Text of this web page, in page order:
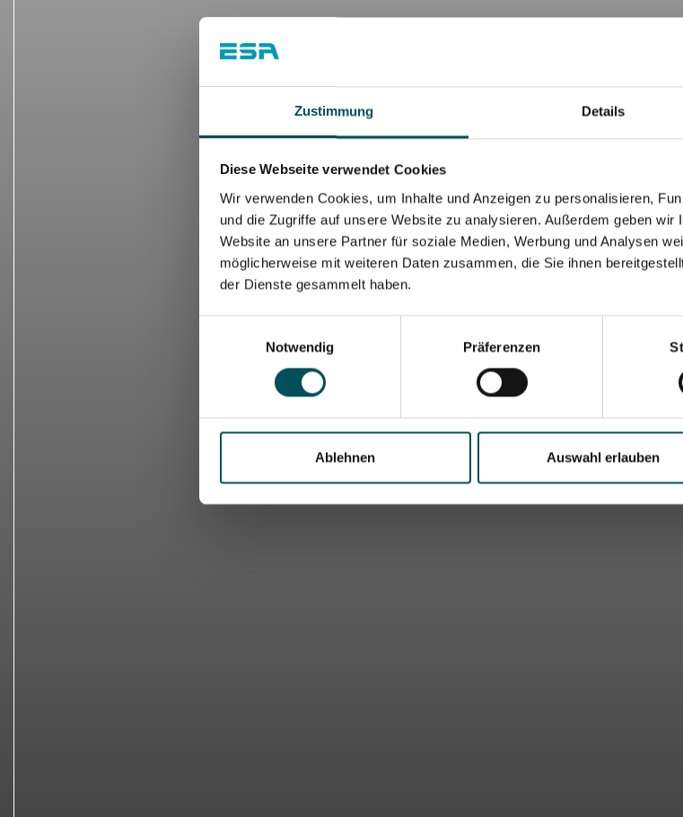
Zustimmung Details
Diese Webseite verwendet Cookies
Wir verwenden Cookies, um Inhalte und Anzeigen zu personalisieren,
und die Zugriffe auf unsere Website zu analysieren. Außerdem geben
Website an unsere Partner für soziale Medien, Werbung und Analysen
möglicherweise mit weiteren Daten zusammen, die Sie ihnen
der Dienste gesammelt haben.
Notwendig
Präferenzen
Ablehnen Auswahl erlauben